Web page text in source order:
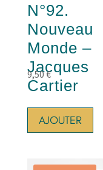
N°92.
Nouveau
Monde –
Jacques
Cartier
9,50€
AJOUTER